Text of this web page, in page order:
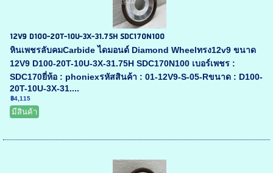
12V9 D100-20T-10U-3X-31.75H SDC170N100
หินเพชรลับคมCarbide ไดมอนด์ Diamond Wheelทรง12v9 ขนาด
12V9 D100-20T-10U-3X-31.75H SDC170N100 เบอร์เพชร :
SDC170ยี่ห้อ : phoniexรหัสสินค้า : 01-12V9-S-05-Rขนาด : D100-
20T-10U-3X-31....
฿4,115
มีสินค้า